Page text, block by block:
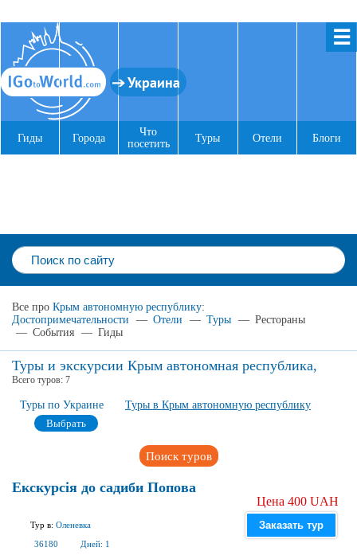
☰
Украина
Гиды Города
Что
посетить
Туры Отели Блоги
Все про Крым автономную республику:
Достопримечательности
— Отели — Туры — Рестораны
— События — Гиды
Туры и экскурсии Крым автономная республика,
Всего туров: 7
Туры по Украине
Туры в Крым автономную республику
Выбрать
Поиск туров
Екскурсія до садиби Попова
Тур в: Оленевка
36180
Дней: 1
Цена 400 UAH
Заказать тур